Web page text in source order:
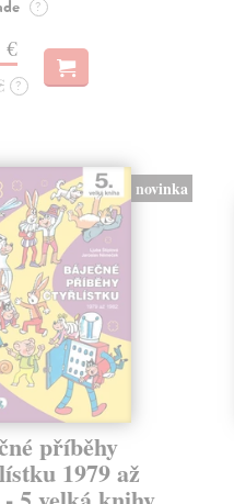
?
€
?
novinka
příběhy
1979 až